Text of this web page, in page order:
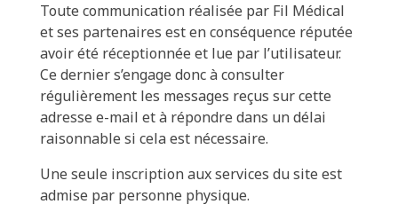
Toute communication réalisée par Fil Médical
et ses partenaires est en conséquence réputée
avoir été réceptionnée et lue par l’utilisateur.
Ce dernier s’engage donc à consulter
régulièrement les messages reçus sur cette
adresse e-mail et à répondre dans un délai
raisonnable si cela est nécessaire.
Une seule inscription aux services du site est
admise par personne physique.